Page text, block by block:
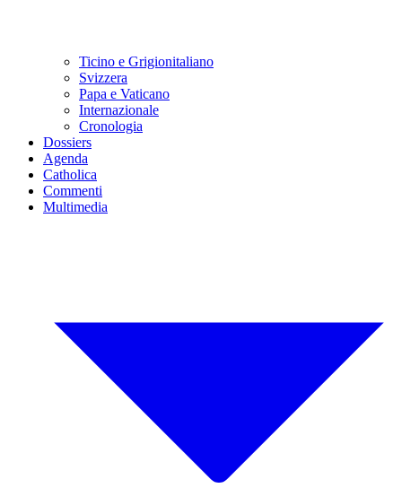
Ticino e Grigionitaliano
Svizzera
Papa e Vaticano
Internazionale
Cronologia
Dossiers
Agenda
Catholica
Commenti
Multimedia